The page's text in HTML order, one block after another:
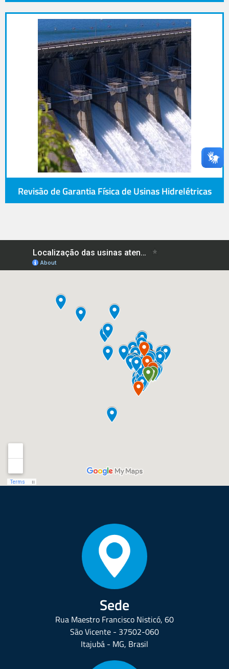
Revisão de Garantia Física de Usinas Hidrelétricas
Sede
Rua Maestro Francisco Nisticó, 60
São Vicente - 37502-060
Itajubá - MG, Brasil